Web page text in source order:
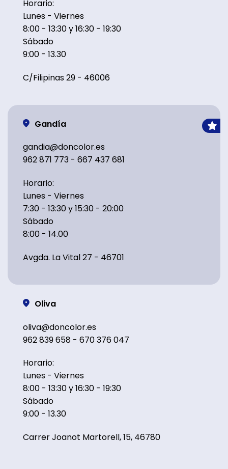
Horario:
Lunes - Viernes
8:00 - 13:30 y 16:30 - 19:30
Sábado
9:00 - 13.30
C/Filipinas 29 - 46006
Gandía
gandia@doncolor.es
962 871 773 - 667 437 681
Horario:
Lunes - Viernes
7:30 - 13:30 y 15:30 - 20:00
Sábado
8:00 - 14.00
Avgda. La Vital 27 - 46701
Oliva
oliva@doncolor.es
962 839 658 - 670 376 047
Horario:
Lunes - Viernes
8:00 - 13:30 y 16:30 - 19:30
Sábado
9:00 - 13.30
Carrer Joanot Martorell, 15, 46780